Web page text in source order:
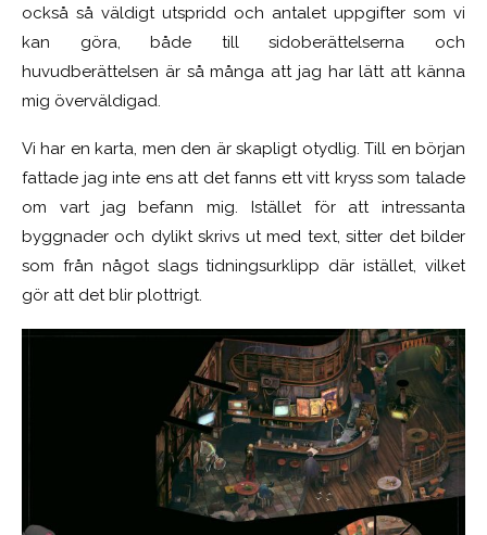
också så väldigt utspridd och antalet uppgifter som vi
kan göra, både till sidoberättelserna och
huvudberättelsen är så många att jag har lätt att känna
mig överväldigad.
Vi har en karta, men den är skapligt otydlig. Till en början
fattade jag inte ens att det fanns ett vitt kryss som talade
om vart jag befann mig. Istället för att intressanta
byggnader och dylikt skrivs ut med text, sitter det bilder
som från något slags tidningsurklipp där istället, vilket
gör att det blir plottrigt.